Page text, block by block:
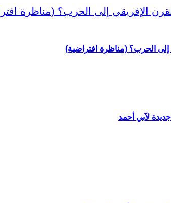
إلى الحرب؟ (مناظرة افتراضية)
لآبي أحمد